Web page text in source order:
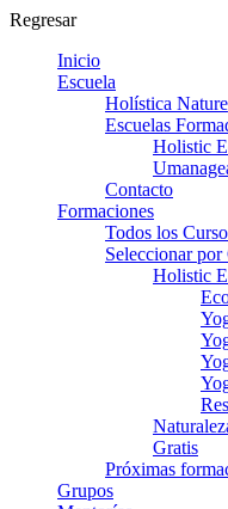
Regresar
Inicio
Escuela
Holística Nature
Escuelas
Holistic
Contacto
Formaciones
Todos los
Seleccionar por
Holistic
Gratis
Próximas
Grupos